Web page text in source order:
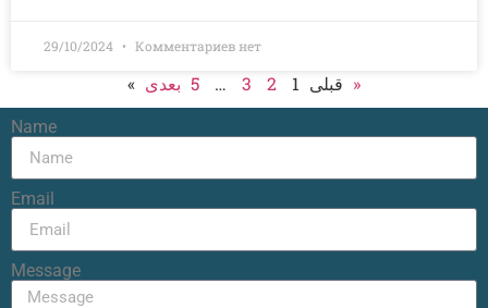
29/10/2024 Комментариев нет
« قبلی 1
2
3
…
5 بعدی »
Name
Email
Message